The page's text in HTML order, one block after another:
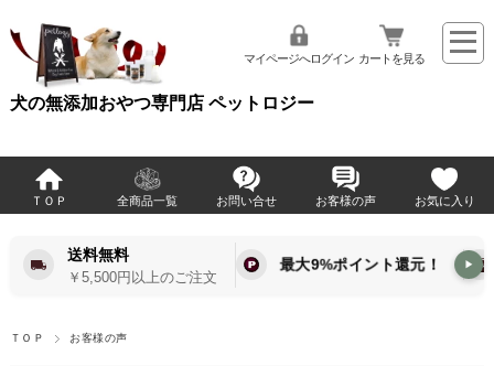
犬の無添加おやつ専門店 ペットロジー
マイページへログイン カートを見る
ＴＯＰ 全商品一覧 お問い合せ お客様の声 お気に入り
送料無料
￥5,500円以上のご注文
最大9%ポイント還元！ ▶
ＴＯＰ お客様の声